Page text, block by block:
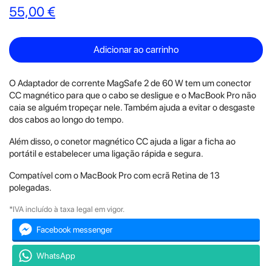
55,00 €
Adicionar ao carrinho
O Adaptador de corrente MagSafe 2 de 60 W tem um conector
CC magnético para que o cabo se desligue e o MacBook Pro não
caia se alguém tropeçar nele. Também ajuda a evitar o desgaste
dos cabos ao longo do tempo.
Além disso, o conetor magnético CC ajuda a ligar a ficha ao
portátil e estabelecer uma ligação rápida e segura.
Compatível com o MacBook Pro com ecrã Retina de 13
polegadas.
*IVA incluído à taxa legal em vigor.
Facebook messenger
WhatsApp